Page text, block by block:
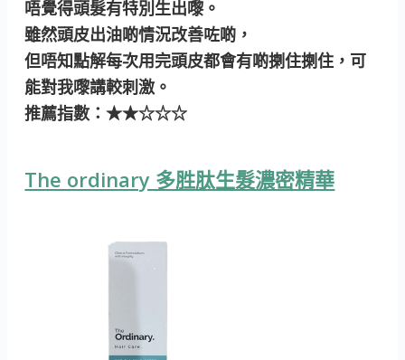
唔覺得頭髮有特別生出嚟。
雖然頭皮出油啲情況改善咗啲，
但唔知點解每次用完頭皮都會有啲揦住揦住，可
能對我嚟講較刺激。
推薦指數 ：★★☆☆☆
The ordinary 多胜肽生髮濃密精華